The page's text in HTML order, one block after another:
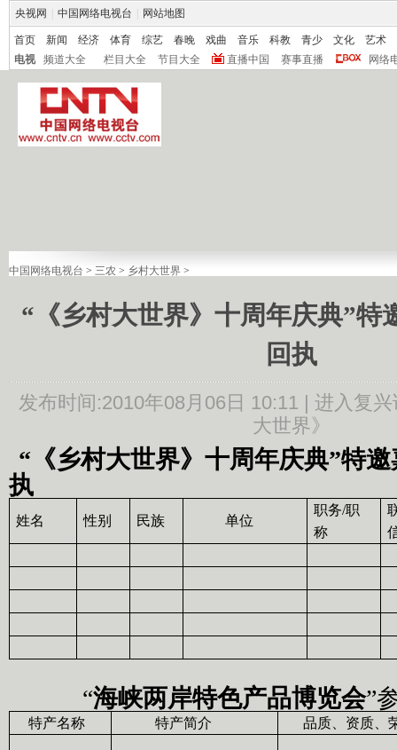
央视网 中国网络电视台 网站地图
首页 新闻 经济 体育 综艺 春晚 戏曲 音乐 科教 青少 文化
艺术
电视
频道大全 栏目大全 节目大全 直播中国 赛事直播 网络
中国网络电视台 > 三农 > 乡村大世界 >
“《乡村大世界》十周年庆典”特
回执
发布时间:2010年08月06日 10:11 | 进入复兴
大世界》
“ 《乡村大世界》十周年庆典”特
执
姓名 性别 民族 单位
职务/职
称
“海峡两岸特色产品博览会”
特产名称 特产简介 品质、资质、